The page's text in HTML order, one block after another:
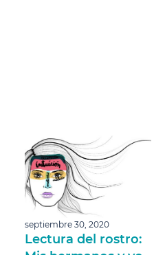
septiembre 30, 2020
Lectura del rostro: